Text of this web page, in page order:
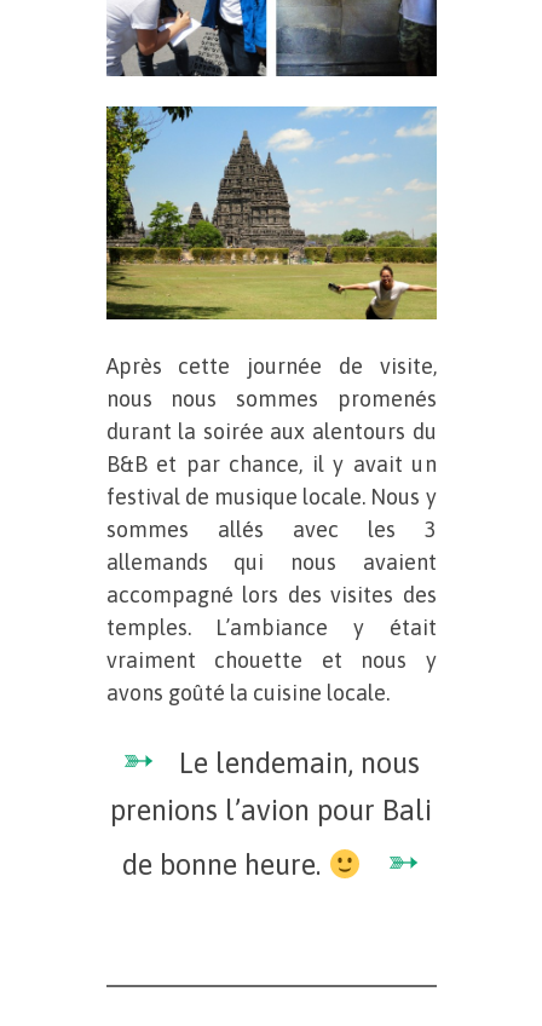
Après cette journée de visite,
nous nous sommes promenés
durant la soirée aux alentours du
B&B et par chance, il y avait un
festival de musique locale. Nous y
sommes allés avec les 3
allemands qui nous avaient
accompagné lors des visites des
temples. L’ambiance y était
vraiment chouette et nous y
avons goûté la cuisine locale.
➳
Le lendemain, nous
prenions l’avion pour Bali
de bonne heure.
➳